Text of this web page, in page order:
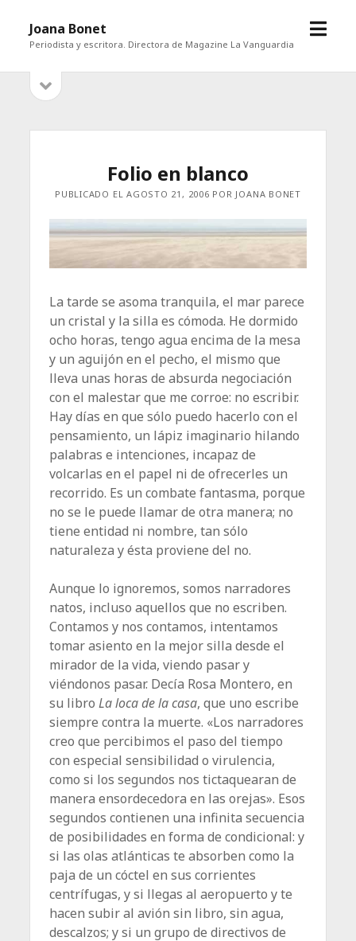
Joana Bonet
Periodista y escritora. Directora de Magazine La Vanguardia
abrir
Barrabarra
Folio en blanco
PUBLICADO EL AGOSTO 21, 2006 POR JOANA BONET
La tarde se asoma tranquila, el mar parece
un cristal y la silla es cómoda. He dormido
ocho horas, tengo agua encima de la mesa
y un aguijón en el pecho, el mismo que
lleva unas horas de absurda negociación
con el malestar que me corroe: no escribir.
Hay días en que sólo puedo hacerlo con el
pensamiento, un lápiz imaginario hilando
palabras e intenciones, incapaz de
volcarlas en el papel ni de ofrecerles un
recorrido. Es un combate fantasma, porque
no se le puede llamar de otra manera; no
tiene entidad ni nombre, tan sólo
naturaleza y ésta proviene del no.
Aunque lo ignoremos, somos narradores
natos, incluso aquellos que no escriben.
Contamos y nos contamos, intentamos
tomar asiento en la mejor silla desde el
mirador de la vida, viendo pasar y
viéndonos pasar. Decía Rosa Montero, en
su libroLa loca de la casa, que uno escribe
siempre contra la muerte. «Los narradores
creo que percibimos el paso del tiempo
con especial sensibilidad o virulencia,
como si los segundos nos tictaquearan de
manera ensordecedora en las orejas». Esos
segundos contienen una infinita secuencia
de posibilidades en forma de condicional: y
si las olas atlánticas te absorben como la
paja de un cóctel en sus corrientes
centrífugas, y si llegas al aeropuerto y te
hacen subir al avión sin libro, sin agua,
descalzos; y si un grupo de directivos de